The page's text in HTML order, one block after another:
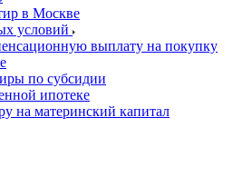
в Москве
условий
выплату на покупку
по субсидии
ипотеке
на материнский капитал